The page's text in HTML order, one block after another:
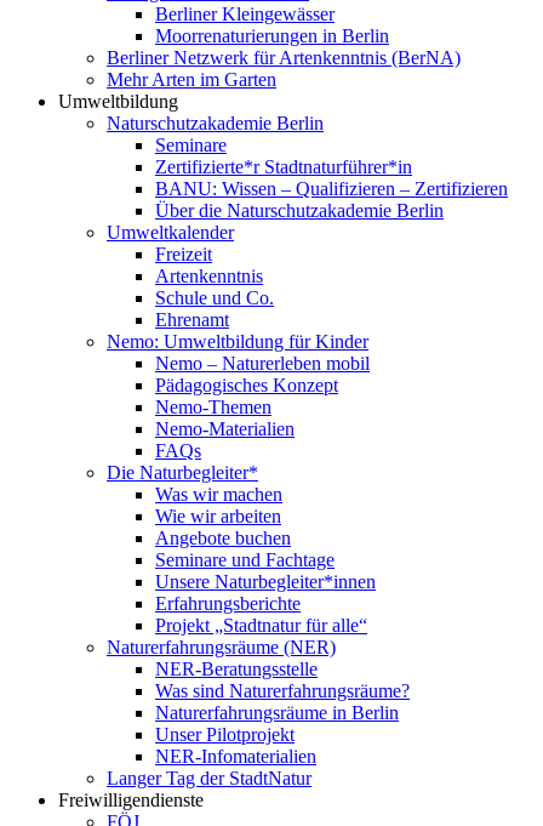
Berliner Kleingewässer
Moorrenaturierungen in Berlin
Berliner Netzwerk für Artenkenntnis (BerNA)
Mehr Arten im Garten
Umweltbildung
Naturschutzakademie Berlin
Seminare
Zertifizierte*r Stadtnaturführer*in
BANU: Wissen – Qualifizieren – Zertifizieren
Über die Naturschutzakademie Berlin
Umweltkalender
Freizeit
Artenkenntnis
Schule und Co.
Ehrenamt
Nemo: Umweltbildung für Kinder
Nemo – Naturerleben mobil
Pädagogisches Konzept
Nemo-Themen
Nemo-Materialien
FAQs
Die Naturbegleiter*
Was wir machen
Wie wir arbeiten
Angebote buchen
Seminare und Fachtage
Unsere Naturbegleiter*innen
Erfahrungsberichte
Projekt „Stadtnatur für alle“
Naturerfahrungsräume (NER)
NER-Beratungsstelle
Was sind Naturerfahrungsräume?
Naturerfahrungsräume in Berlin
Unser Pilotprojekt
NER-Infomaterialien
Langer Tag der StadtNatur
Freiwilligendienste
FÖJ